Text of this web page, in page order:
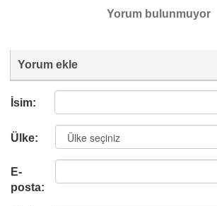
Yorum bulunmuyor
Yorum ekle
İsim:
Ülke:
E-
posta: